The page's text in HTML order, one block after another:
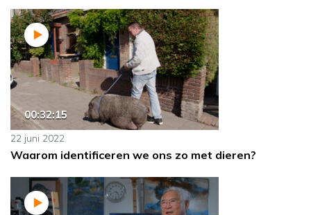
00:32:15
22 juni 2022
Waarom identificeren we ons zo met dieren?